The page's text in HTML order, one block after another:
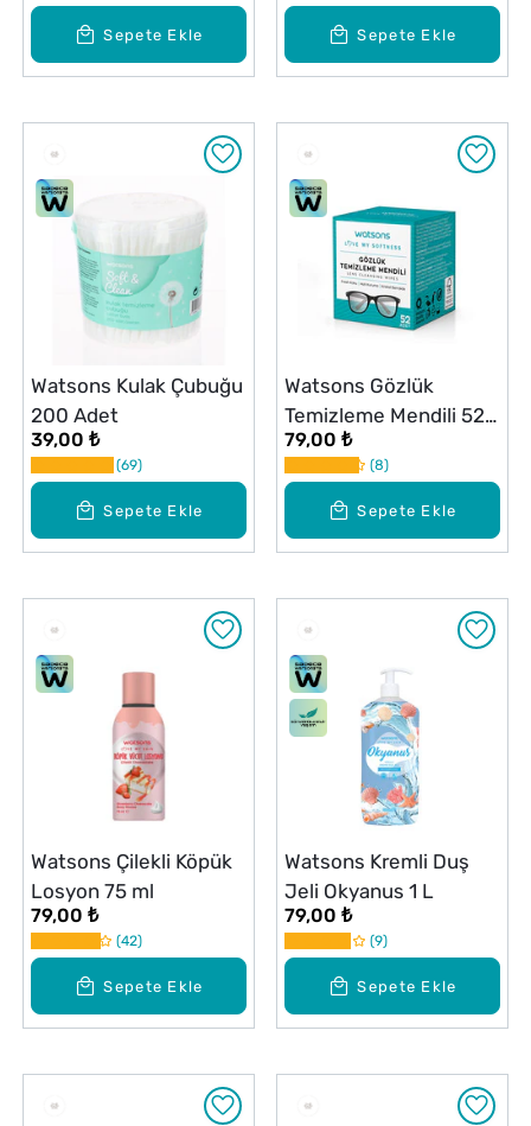
Sepete Ekle Sepete Ekle
Sepete Ekle
Watsons Kulak Çubuğu
200 Adet
39,00 ₺
69
Sepete Ekle
Watsons Gözlük
Temizleme Mendili 52
Adet
79,00 ₺
8
Sepete Ekle
Watsons Çilekli Köpük
Losyon 75 ml
79,00 ₺
42
Sepete Ekle
Watsons Kremli Duş
Jeli Okyanus 1 L
79,00 ₺
9